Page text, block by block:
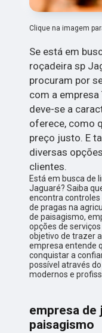
Clique na imagem
Se está em
roçadeira sp
procuram por
com a
deve-se a
oferece, como
preço justo. E
diversas
clientes.
Está em busca de
Jaguaré? Saiba
encontra controles
de pragas na
de paisagismo,
opções de
objetivo de trazer
empresa entende
conquistar a
possível através
modernos e
empresa de
paisagismo